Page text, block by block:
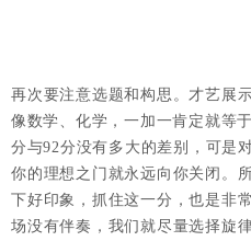
再次要注意选题和构思。才艺展
像数学、化学，一加一肯定就等
分与92分没有多大的差别，可是
你的理想之门就永远向你关闭。
下好印象，抓住这一分，也是非
场没有伴奏，我们就尽量选择旋